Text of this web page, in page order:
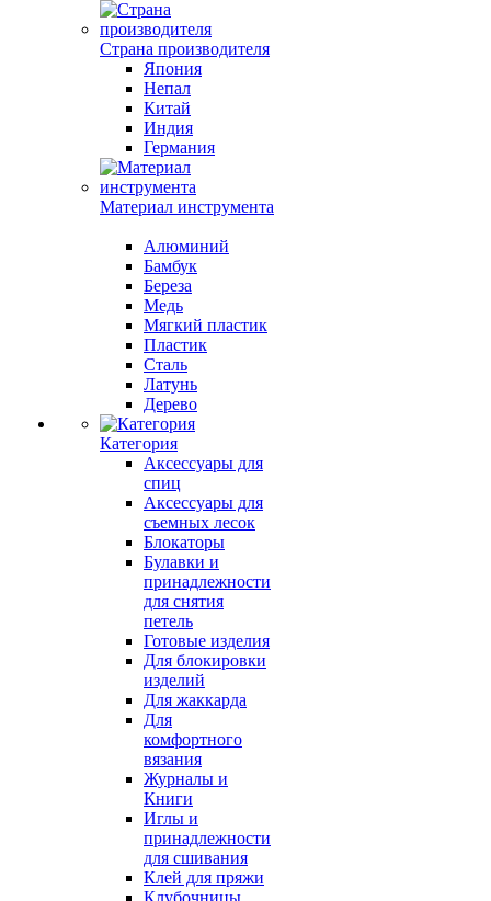
Страна производителя
Япония
Непал
Китай
Индия
Германия
Материал инструмента
Алюминий
Бамбук
Береза
Медь
Мягкий пластик
Пластик
Сталь
Латунь
Дерево
Категория
Аксессуары для
спиц
Аксессуары для
съемных лесок
Блокаторы
Булавки и
принадлежности
для снятия
петель
Готовые изделия
Для блокировки
изделий
Для жаккарда
Для
комфортного
вязания
Журналы и
Книги
Иглы и
принадлежности
для сшивания
Клей для пряжи
Клубочницы